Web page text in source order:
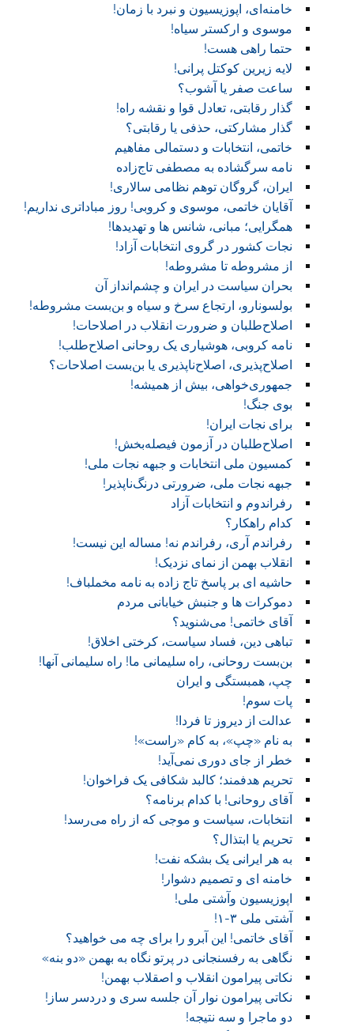
خامنه‌ای، اپوزیسیون و نبرد با زمان!
موسوی و ارکستر سیاه!
حتما راهی هست!
لایه زیرین کوکتل پرانی!
ساعت صفر یا آشوب؟
گذار رقابتی، تعادل قوا و نقشه راه!‏
گذار مشارکتی، حذفی یا رقابتی؟
خاتمی، انتخابات و دستمالی مفاهیم
نامه سرگشاده به مصطفی تاج‌زاده
ایران، گروگان توهم نظامی سالاری!
آقایان خاتمی، موسوی و کروبی! روز مباداتری نداریم!‏
همگرایی؛ مبانی، شانس ها و تهدیدها!
نجات کشور در گروی انتخابات آزاد!
از مشروطه تا مشروطه!
بحران سیاست در ایران و چشم‌انداز آن
بولسونارو، ارتجاع سرخ و سیاه و بن‌بست مشروطه!
اصلاح‌طلبان و ضرورت انقلاب در اصلاحات!
نامه کروبی، هوشیاری یک روحانی اصلاح‌طلب!
اصلاح‌پذیری، اصلاح‌ناپذیری یا بن‌بست اصلاحات؟
جمهوری‌خواهی، بیش از همیشه!
بوی جنگ!
برای نجات ایران!
اصلاح‌طلبان در آزمون فیصله‌بخش!
کمسیون ملی انتخابات و جبهه نجات ملی!
جبهه نجات ملی، ضرورتی درنگ‌ناپذیر!
رفراندوم و انتخابات آزاد
کدام راهکار؟
رفراندم آری، رفراندم نه! مساله این نیست!
انقلاب بهمن از نمای نزدیک!
حاشیه ای بر پاسخ تاج زاده به نامه مخملباف!
دموکرات ها و جنبش خیابانی مردم
آقای خاتمی! می‌شنوید؟
تباهی دین، فساد سیاست، کرختی اخلاق!
بن‌بست روحانی، راه سلیمانی ما! راه سلیمانی آنها!
چپ، همبستگی و ایران
پات سوم!
عدالت از دیروز تا فردا!
به نام «چپ»، به کام «راست»!
خطر از جای دوری نمی‌آید!
تحریم هدفمند؛ کالبد شکافی یک فراخوان!
آقای روحانی! با کدام برنامه؟
انتخابات، سیاست و موجی که از راه می‌رسد!
تحریم یا ابتذال؟
به هر ایرانی یک بشکه نفت!
خامنه ای و تصمیم دشوار!
اپوزیسیون وآشتی ملی!
آشتی ملی ۳-۱!
آقای خاتمی! این آبرو را برای چه می خواهید؟
نگاهی به رفسنجانی در پرتو نگاه به بهمن «دو بنه»
نکاتی پیرامون انقلاب و اصقلاب بهمن!
نکاتی پیرامون نوار آن جلسه سری و دردسر ساز!
دو ماجرا و سه نتیجه!